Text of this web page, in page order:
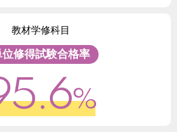
教材学修科目
位修得試験合格率
%